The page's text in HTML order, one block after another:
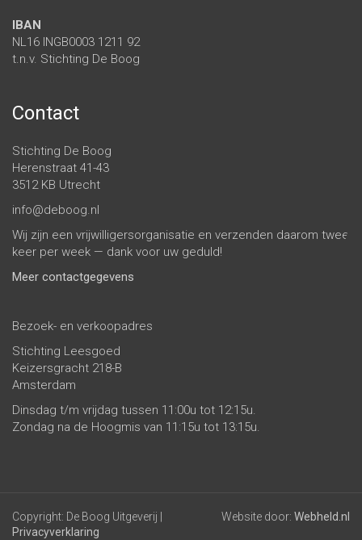
IBAN
NL16 INGB0003 1211 92
t.n.v. Stichting De Boog
Contact
Stichting De Boog
Herenstraat 41-43
3512 KB Utrecht
info@deboog.nl
Wij zijn een vrijwilligersorganisatie en verzenden daarom twee
keer per week — dank voor uw geduld!
Meer contactgegevens
Bezoek- en verkoopadres
Stichting Leesgoed
Keizersgracht 218-B
Amsterdam
Dinsdag t/m vrijdag tussen 11:00u tot 12:15u.
Zondag na de Hoogmis van 11:15u tot 13:15u.
Copyright: De Boog Uitgeverij |
Privacyverklaring
Website door: Webheld.nl